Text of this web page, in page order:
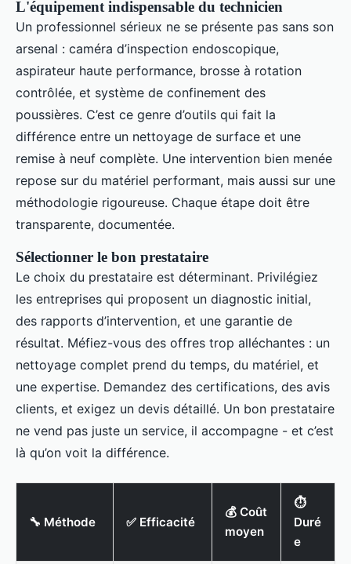
L'équipement indispensable du technicien
Un professionnel sérieux ne se présente pas sans son
arsenal : caméra d’inspection endoscopique,
aspirateur haute performance, brosse à rotation
contrôlée, et système de confinement des
poussières. C’est ce genre d’outils qui fait la
différence entre un nettoyage de surface et une
remise à neuf complète. Une intervention bien menée
repose sur du matériel performant, mais aussi sur une
méthodologie rigoureuse. Chaque étape doit être
transparente, documentée.
Sélectionner le bon prestataire
Le choix du prestataire est déterminant. Privilégiez
les entreprises qui proposent un diagnostic initial,
des rapports d’intervention, et une garantie de
résultat. Méfiez-vous des offres trop alléchantes : un
nettoyage complet prend du temps, du matériel, et
une expertise. Demandez des certifications, des avis
clients, et exigez un devis détaillé. Un bon prestataire
ne vend pas juste un service, il accompagne - et c’est
là qu’on voit la différence.
🔧 Méthode ✅ Efficacité
💰 Coût
moyen
⏱️
Duré
e